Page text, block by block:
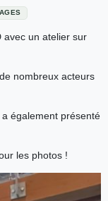
avec un atelier sur
nombreux acteurs
également présenté
les photos !